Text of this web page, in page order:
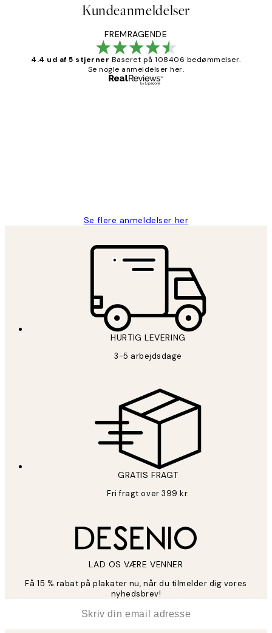
Kundeanmeldelser
FREMRAGENDE
4.4 ud af 5 stjerner Baseret på 108406 bedømmelser.
Se nogle anmeldelser her.
Se flere anmeldelser her
HURTIG LEVERING
3-5 arbejdsdage
GRATIS FRAGT
Fri fragt over 399 kr.
LAD OS VÆRE VENNER
Få 15 % rabat på plakater nu, når du tilmelder dig vores
nyhedsbrev!